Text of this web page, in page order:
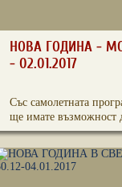
НОВА ГОДИНА -
- 02.01.2017
Със самолетната
ще имате възможност